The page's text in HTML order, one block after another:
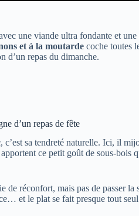
une viande ultra fondante et
et à la moutarde coche toutes
d’un repas du dimanche.
d’un repas de fête
, c’est sa tendreté naturelle. Ici, il
ce petit goût de sous-bois
de réconfort, mais pas de passer
et le plat se fait presque tout